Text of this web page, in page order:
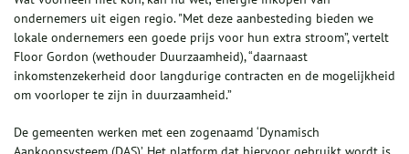
ondernemers uit eigen regio. "Met deze aanbesteding bieden we
lokale ondernemers een goede prijs voor hun extra stroom”, vertelt
Floor Gordon (wethouder Duurzaamheid), “daarnaast
inkomstenzekerheid door langdurige contracten en de mogelijkheid
om voorloper te zijn in duurzaamheid.”
De gemeenten werken met een zogenaamd ‘Dynamisch